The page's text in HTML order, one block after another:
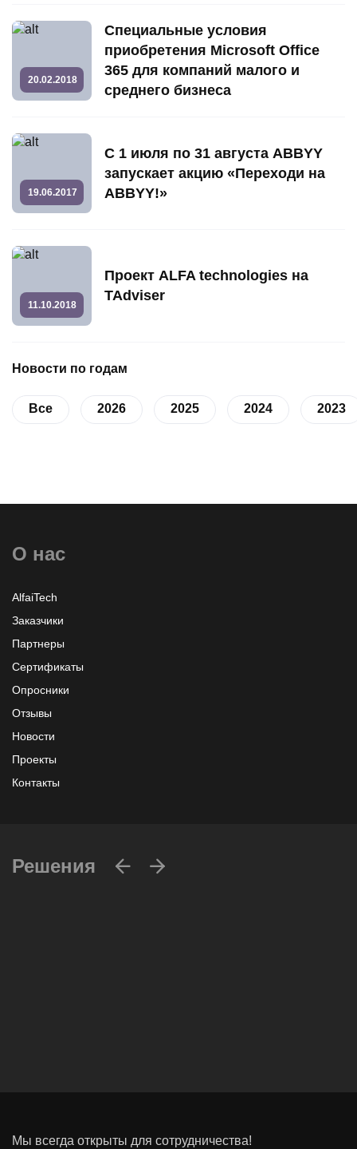
20.02.2018
Специальные условия
приобретения Microsoft Office
365 для компаний малого и
среднего бизнеса
19.06.2017
С 1 июля по 31 августа ABBYY
запускает акцию «Переходи на
ABBYY!»
11.10.2018
Проект ALFA technologies на
TAdviser
Новости по годам
Все 2026 2025 2024 2023
О нас
AlfaiTech
Заказчики
Партнеры
Сертификаты
Опросники
Отзывы
Новости
Проекты
Контакты
Решения
Мы всегда открыты для сотрудничества!